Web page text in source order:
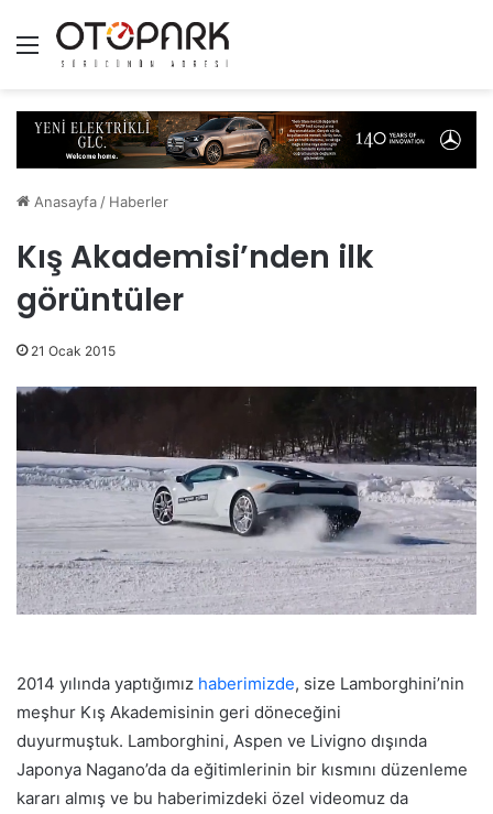
Menü
Anasayfa / Haberler
Kış Akademisi’nden ilk
görüntüler
21 Ocak 2015
2014 yılında yaptığımız haberimizde, size Lamborghini’nin
meşhur Kış Akademisinin geri döneceğini
duyurmuştuk. Lamborghini, Aspen ve Livigno dışında
Japonya Nagano’da da eğitimlerinin bir kısmını düzenleme
kararı almış ve bu haberimizdeki özel videomuz da